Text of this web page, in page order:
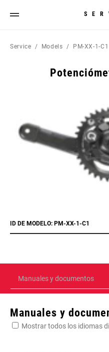
Service Models PM-XX-1-C1
ID DE MODELO: PM-XX-1-C1
Manuales y documentos
Manuales y
Mostrar todos los idiomas